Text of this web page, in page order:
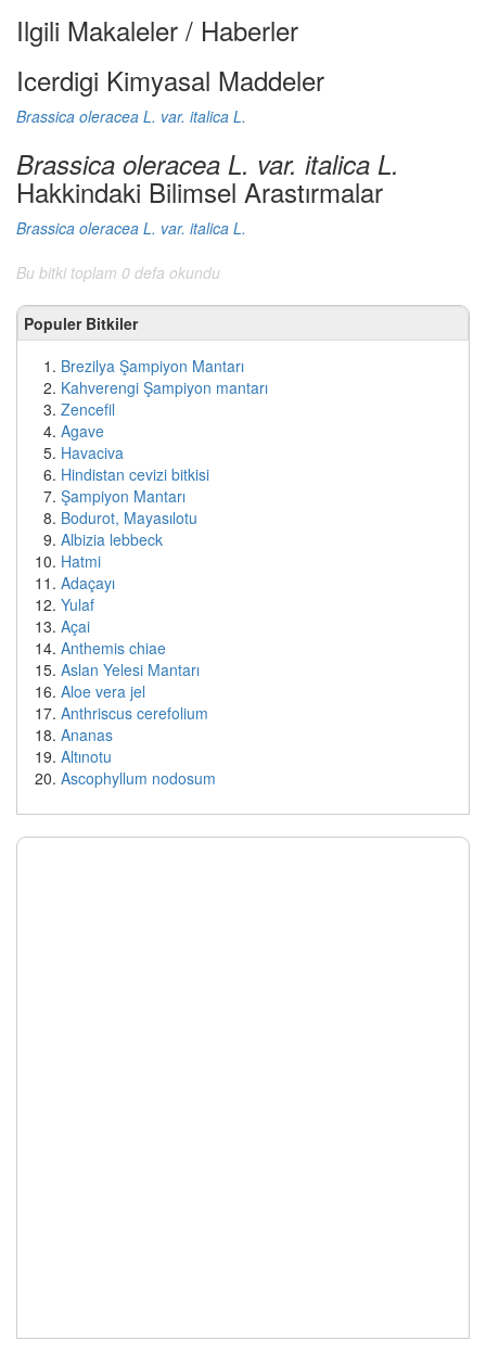
Ilgili Makaleler / Haberler
Icerdigi Kimyasal Maddeler
Brassica oleracea L. var. italica L.
Brassica oleracea L. var. italica L.
Hakkindaki Bilimsel Arastırmalar
Brassica oleracea L. var. italica L.
Bu bitki toplam 0 defa okundu
Populer Bitkiler
Brezilya Şampiyon Mantarı
Kahverengi Şampiyon mantarı
Zencefil
Agave
Havaciva
Hindistan cevizi bitkisi
Şampiyon Mantarı
Bodurot, Mayasılotu
Albizia lebbeck
Hatmi
Adaçayı
Yulaf
Açai
Anthemis chiae
Aslan Yelesi Mantarı
Aloe vera jel
Anthriscus cerefolium
Ananas
Altınotu
Ascophyllum nodosum